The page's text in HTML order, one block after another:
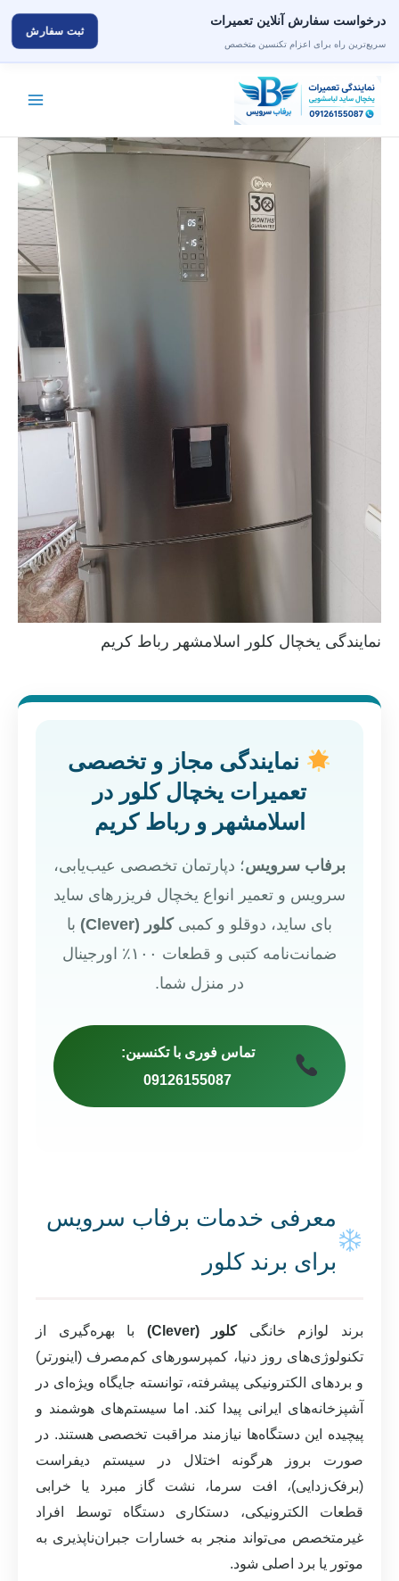
محتوا
نمایندگی یخچال کلور اسلامشهر رباط کریم
نمایندگی مجاز و تخصصی
تعمیرات یخچال کلور در
اسلامشهر و رباط کریم
برفاب سرویس؛ دپارتمان تخصصی عیب‌یابی،
سرویس و تعمیر انواع یخچال فریزرهای ساید
بای ساید، دوقلو و کمبیکلور (Clever)
با
ضمانت‌نامه کتبی و قطعات ۱۰۰٪ اورجینال
در منزل شما.
تماس فوری با تکنسین:
09126155087
معرفی خدمات برفاب سرویس
برای برند کلور
برند لوازم خانگیکلور (Clever)
با بهره‌گیری از
تکنولوژی‌های روز دنیا، کمپرسورهای کم‌مصرف (اینورتر)
و بردهای الکترونیکی پیشرفته، توانسته جایگاه ویژه‌ای در
آشپزخانه‌های ایرانی پیدا کند. اما سیستم‌های هوشمند و
پیچیده این دستگاه‌ها نیازمند مراقبت تخصصی هستند. در
صورت بروز هرگونه اختلال در سیستم دیفراست
(برفک‌زدایی)، افت سرما، نشت گاز مبرد یا خرابی
قطعات الکترونیکی، دستکاری دستگاه توسط افراد
غیرمتخصص می‌تواند منجر به خسارات جبران‌ناپذیری به
موتور یا برد اصلی شود.
درخواست سفارش آنلاین تعمیرات
سریع‌ترین راه برای اعزام تکنسین متخصص
ثبت سفارش